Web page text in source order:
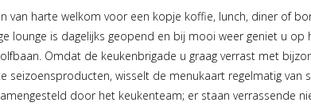
van harte welkom voor een kopje koffie, lunch, diner of
lounge is dagelijks geopend en bij mooi weer geniet u op
Omdat de keukenbrigade u graag verrast met
seizoensproducten, wisselt de menukaart regelmatig van
door het keukenteam; er staan verrassende